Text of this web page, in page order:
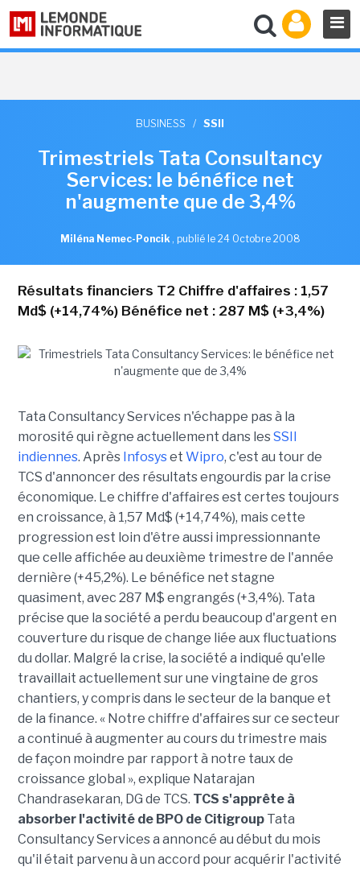
BUSINESS / SSII
Trimestriels Tata Consultancy
Services: le bénéfice net
n'augmente que de 3,4%
Miléna Nemec-Poncik , publié le 24 Octobre 2008
Résultats financiers T2 Chiffre d'affaires : 1,57
Md$ (+14,74%) Bénéfice net : 287 M$ (+3,4%)
Tata Consultancy Services n'échappe pas à la
morosité qui règne actuellement dans lesSSII
indiennes. Après Infosyset Wipro, c'est au tour de
TCS d'annoncer des résultats engourdis par la crise
économique. Le chiffre d'affaires est certes toujours
en croissance, à 1,57 Md$ (+14,74%), mais cette
progression est loin d'être aussi impressionnante
que celle affichée au deuxième trimestre de l'année
dernière (+45,2%). Le bénéfice net stagne
quasiment, avec 287 M$ engrangés (+3,4%). Tata
précise que la société a perdu beaucoup d'argent en
couverture du risque de change liée aux fluctuations
du dollar. Malgré la crise, la société a indiqué qu'elle
travaillait actuellement sur une vingtaine de gros
chantiers, y compris dans le secteur de la banque et
de la finance. « Notre chiffre d'affaires sur ce secteur
a continué à augmenter au cours du trimestre mais
de façon moindre par rapport à notre taux de
croissance global », explique Natarajan
Chandrasekaran, DG de TCS. TCS s'apprête à
absorber l'activité de BPO de CitigroupTata
Consultancy Services a annoncé au début du mois
qu'il était parvenu à un accord pour acquérir l'activité